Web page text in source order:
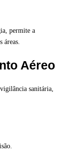
permite a
áreas.
Aéreo
sanitária,